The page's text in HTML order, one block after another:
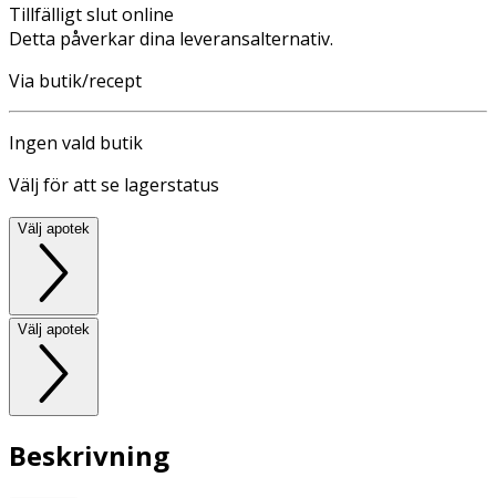
Tillfälligt slut online
Detta påverkar dina leveransalternativ.
Via butik/recept
Ingen vald butik
Välj för att se lagerstatus
Välj apotek
Välj apotek
Beskrivning